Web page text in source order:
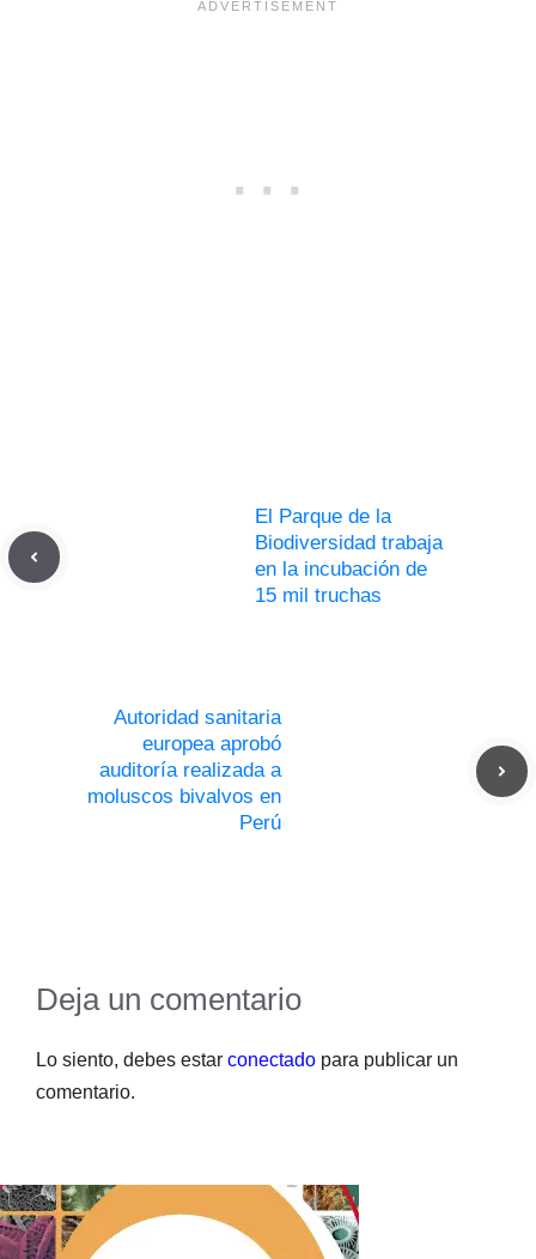
El Parque de la
Biodiversidad trabaja
en la incubación de
15 mil truchas
Autoridad sanitaria
europea aprobó
auditoría realizada a
moluscos bivalvos en
Perú
Deja un comentario
Lo siento, debes estar conectado para publicar un
comentario.